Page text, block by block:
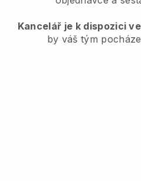
Kancelář je k dispozici
by váš tým